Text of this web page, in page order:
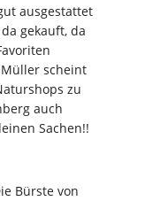
ausgestattet
gekauft, da
scheint
zu
auch
Sachen!!
Bürste von